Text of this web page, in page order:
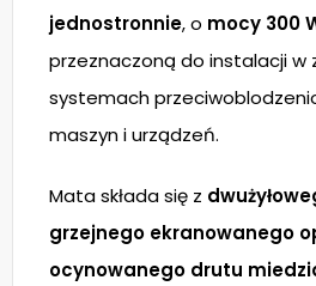
jednostronnie, o mocy 300
przeznaczoną do instalacji w
systemach
maszyn i urządzeń.
Mata składa się z
grzejnego ekranowanego
ocynowanego drutu